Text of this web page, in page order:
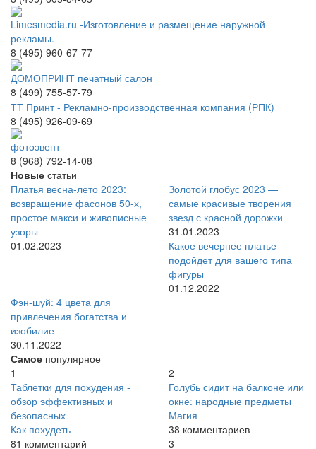
Limesmedia.ru -Изготовление и размещение наружной
рекламы.
8 (495) 960-67-77
ДОМОПРИНТ печатный салон
8 (499) 755-57-79
ТТ Принт - Рекламно-производственная компания (РПК)
8 (495) 926-09-69
фотоэвент
8 (968) 792-14-08
Новые статьи
Платья весна-лето 2023:
возвращение фасонов 50-х,
простое макси и живописные
узоры
01.02.2023
Золотой глобус 2023 —
самые красивые творения
звезд с красной дорожки
31.01.2023
Какое вечернее платье
подойдет для вашего типа
фигуры
01.12.2022
Фэн-шуй: 4 цвета для
привлечения богатства и
изобилие
30.11.2022
Самое популярное
1
Таблетки для похудения -
обзор эффективных и
безопасных
Как похудеть
81 комментарий
2
Голубь сидит на балконе или
окне: народные предметы
Магия
38 комментариев
3